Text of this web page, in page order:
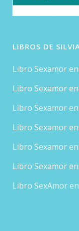
LIBROS DE
Libro Sexamor
Libro Sexamor
Libro Sexamor
Libro Sexamor
Libro Sexamor
Libro Sexamor
Libro SexAmor